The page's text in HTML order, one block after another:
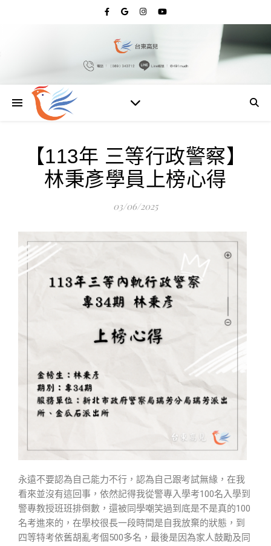
【113年 三等行政警察】
林秉彥學員上榜心得
03/06/2025
永遠不要認為自己能力不行，認為自己跟考試無緣，在我
看來並沒有這回事，依然記得我從警專入學考100名入學到
警專教授班班排倒數，還被同學嘲笑過到底是不是真的100
名考進來的，在學校很長一段時間是自我放棄的狀態，到
四等特考依舊胡亂考個500多名，最後是因為家人鼓勵及同